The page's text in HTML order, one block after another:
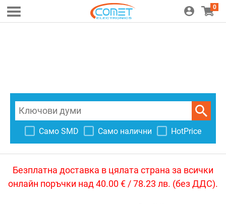
0
Само SMD Само налични HotPrice
Безплатна доставка в цялата страна за всички
онлайн поръчки над 40.00 € / 78.23 лв. (без ДДС).